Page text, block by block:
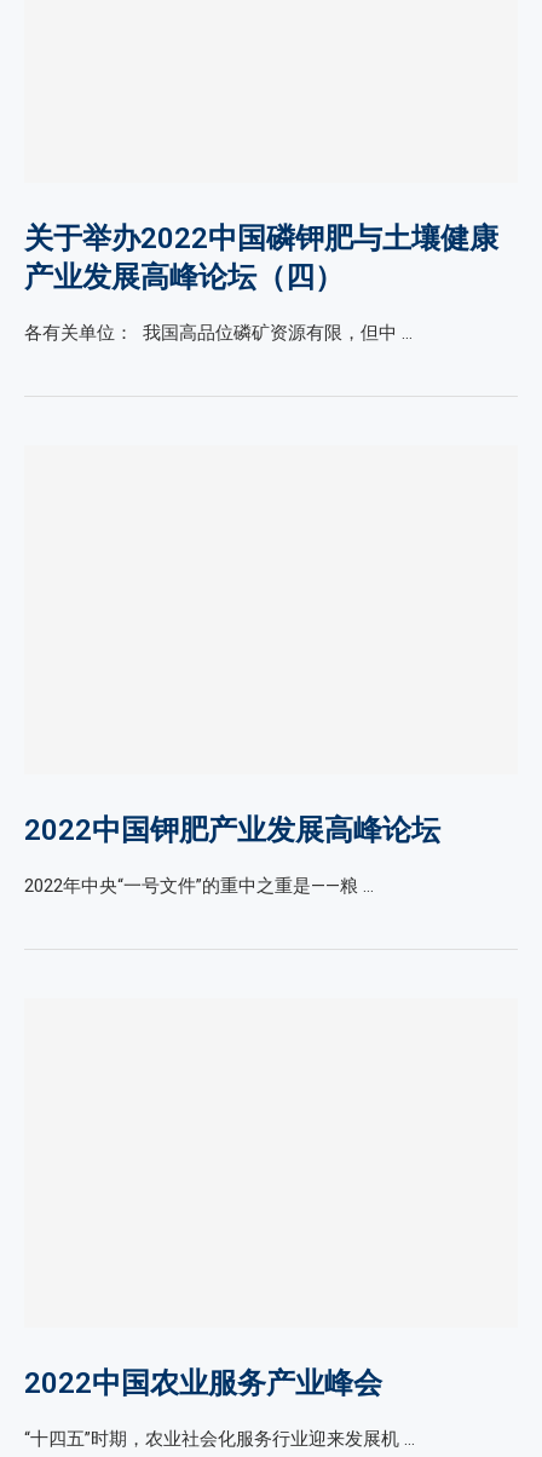
关于举办2022中国磷钾肥与土壤健康
产业发展高峰论坛（四）
各有关单位： 我国高品位磷矿资源有限，但中 …
2022中国钾肥产业发展高峰论坛
2022年中央“一号文件”的重中之重是——粮 …
2022中国农业服务产业峰会
“十四五”时期，农业社会化服务行业迎来发展机 …